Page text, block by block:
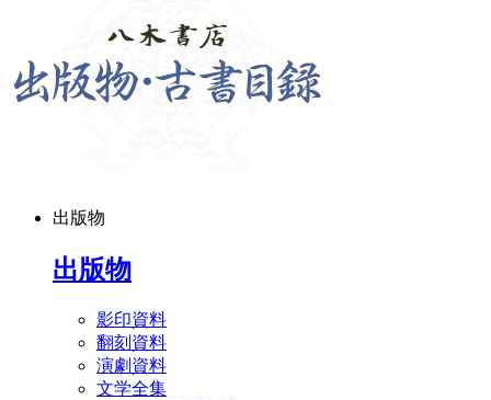
出版物
出版物
影印資料
翻刻資料
演劇資料
文学全集